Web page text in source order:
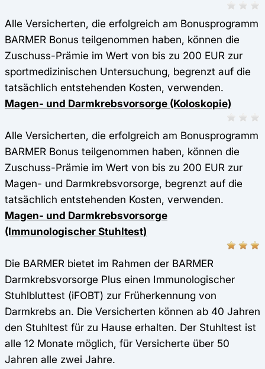
Alle Versicherten, die erfolgreich am Bonusprogramm
BARMER Bonus teilgenommen haben, können die
Zuschuss-Prämie im Wert von bis zu 200 EUR zur
sportmedizinischen Untersuchung, begrenzt auf die
tatsächlich entstehenden Kosten, verwenden.
Magen- und Darmkrebsvorsorge (Koloskopie)
Alle Versicherten, die erfolgreich am Bonusprogramm
BARMER Bonus teilgenommen haben, können die
Zuschuss-Prämie im Wert von bis zu 200 EUR zur
Magen- und Darmkrebsvorsorge, begrenzt auf die
tatsächlich entstehenden Kosten, verwenden.
Magen- und Darmkrebsvorsorge
(Immunologischer Stuhltest)
Die BARMER bietet im Rahmen der BARMER
Darmkrebsvorsorge Plus einen Immunologischer
Stuhlbluttest (iFOBT) zur Früherkennung von
Darmkrebs an. Die Versicherten können ab 40 Jahren
den Stuhltest für zu Hause erhalten. Der Stuhltest ist
alle 12 Monate möglich, für Versicherte über 50
Jahren alle zwei Jahre.